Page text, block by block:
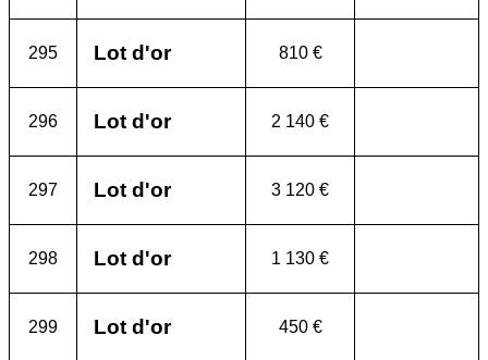
295 Lot d'or 810 €
296 Lot d'or 2 140 €
297 Lot d'or 3 120 €
298 Lot d'or 1 130 €
299 Lot d'or 450 €